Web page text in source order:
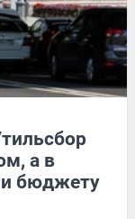
а в
и бюджету